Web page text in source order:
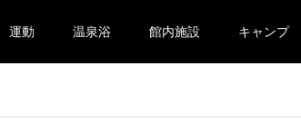
運動 温泉浴 館内施設 キャンプ